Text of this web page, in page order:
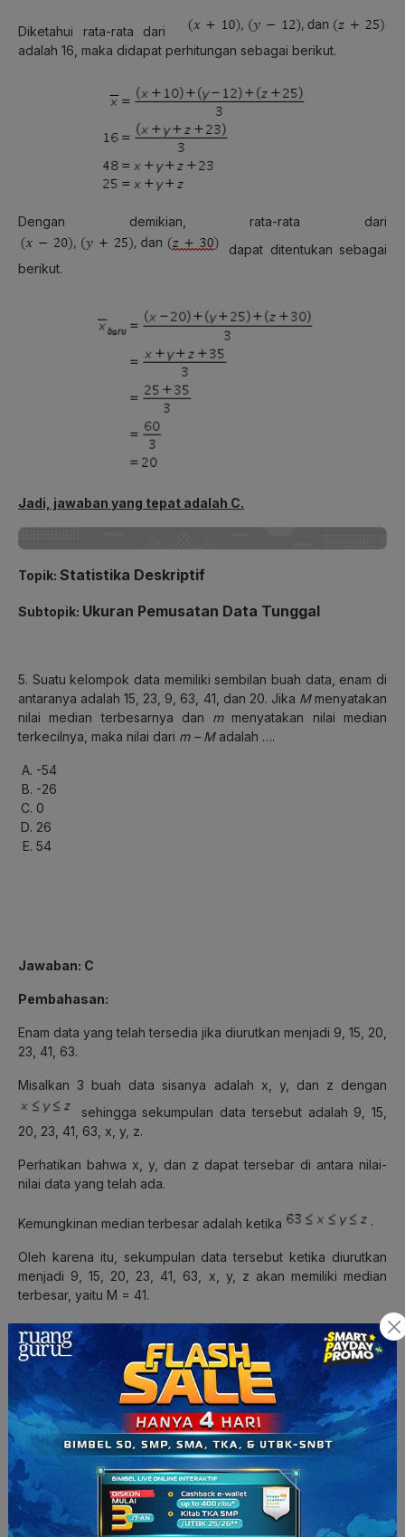
Diketahui rata-rata dari
adalah 16, maka didapat perhitungan sebagai berikut.
Dengan demikian, rata-rata dari
dapat ditentukan sebagai
berikut.
Jadi, jawaban yang tepat adalah C.
Topik: Statistika Deskriptif
Subtopik: Ukuran Pemusatan Data Tunggal
5. Suatu kelompok data memiliki sembilan buah data, enam di
antaranya adalah 15, 23, 9, 63, 41, dan 20. Jika Mmenyatakan
nilai median terbesarnya dan mmenyatakan nilai median
terkecilnya, maka nilai dari m – Madalah ….
-54
-26
0
26
54
Jawaban: C
Pembahasan:
Enam data yang telah tersedia jika diurutkan menjadi 9, 15, 20,
23, 41, 63.
Misalkan 3 buah data sisanya adalah x, y, dan z dengan
sehingga sekumpulan data tersebut adalah 9, 15,
20, 23, 41, 63, x, y, z.
Perhatikan bahwa x, y, dan z dapat tersebar di antara nilai-
nilai data yang telah ada.
Kemungkinan median terbesar adalah ketika
Oleh karena itu, sekumpulan data tersebut ketika diurutkan
menjadi 9, 15, 20, 23, 41, 63, x, y, z akan memiliki median
terbesar, yaitu M = 41.
Kemudian, kemungkinan median terkecil adalah ketika
Oleh karena itu, sekumpulan data tersebut ketika diurutkan
menjadi x, y, z, 9, 15, 20, 23, 41, 63 akan memiliki median
terkecil, yaitu M = 15.
Dengan demikian, didapat m – M = 15 – 41 = -26.
Jadi, jawaban yang tepat adalah B.